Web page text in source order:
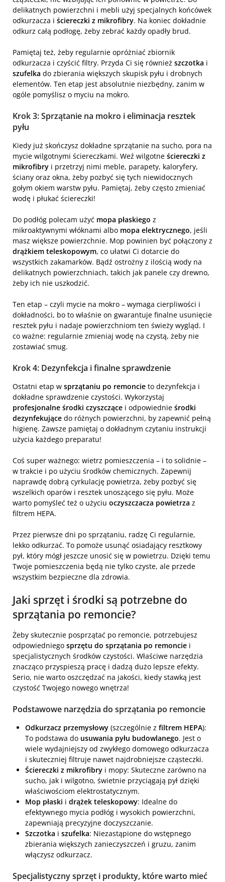
delikatnych powierzchni i mebli użyj specjalnych końcówek
odkurzacza i ściereczki z mikrofibry. Na koniec dokładnie
odkurz całą podłogę, żeby zebrać każdy opadły brud.
Pamiętaj też, żeby regularnie opróżniać zbiornik
odkurzacza i czyścić filtry. Przyda Ci się również szczotka i
szufelka do zbierania większych skupisk pyłu i drobnych
elementów. Ten etap jest absolutnie niezbędny, zanim w
ogóle pomyślisz o myciu na mokro.
Krok 3: Sprzątanie na mokro i eliminacja resztek
pyłu
Kiedy już skończysz dokładne sprzątanie na sucho, pora na
mycie wilgotnymi ściereczkami. Weź wilgotne ściereczki z
mikrofibry i przetrzyj nimi meble, parapety, kaloryfery,
ściany oraz okna, żeby pozbyć się tych niewidocznych
gołym okiem warstw pyłu. Pamiętaj, żeby często zmieniać
wodę i płukać ściereczki!
Do podłóg polecam użyć mopa płaskiego z
mikroaktywnymi włóknami albo mopa elektrycznego, jeśli
masz większe powierzchnie. Mop powinien być połączony z
drążkiem teleskopowym, co ułatwi Ci dotarcie do
wszystkich zakamarków. Bądź ostrożny z ilością wody na
delikatnych powierzchniach, takich jak panele czy drewno,
żeby ich nie uszkodzić.
Ten etap – czyli mycie na mokro – wymaga cierpliwości i
dokładności, bo to właśnie on gwarantuje finalne usunięcie
resztek pyłu i nadaje powierzchniom ten świeży wygląd. I
co ważne: regularnie zmieniaj wodę na czystą, żeby nie
zostawiać smug.
Krok 4: Dezynfekcja i finalne sprawdzenie
Ostatni etap w sprzątaniu po remoncie to dezynfekcja i
dokładne sprawdzenie czystości. Wykorzystaj
profesjonalne środki czyszczące i odpowiednie środki
dezynfekujące do różnych powierzchni, by zapewnić pełną
higienę. Zawsze pamiętaj o dokładnym czytaniu instrukcji
użycia każdego preparatu!
Coś super ważnego: wietrz pomieszczenia – i to solidnie –
w trakcie i po użyciu środków chemicznych. Zapewnij
naprawdę dobrą cyrkulację powietrza, żeby pozbyć się
wszelkich oparów i resztek unoszącego się pyłu. Może
warto pomyśleć też o użyciu oczyszczacza powietrza z
filtrem HEPA.
Przez pierwsze dni po sprzątaniu, radzę Ci regularnie,
lekko odkurzać. To pomoże usunąć osiadający resztkowy
pył, który mógł jeszcze unosić się w powietrzu. Dzięki temu
Twoje pomieszczenia będą nie tylko czyste, ale przede
wszystkim bezpieczne dla zdrowia.
Jaki sprzęt i środki są potrzebne do
sprzątania po remoncie?
Żeby skutecznie posprzątać po remoncie, potrzebujesz
odpowiedniego sprzętu do sprzątania po remoncie i
specjalistycznych środków czystości. Właściwe narzędzia
znacząco przyspieszą pracę i dadzą dużo lepsze efekty.
Serio, nie warto oszczędzać na jakości, kiedy stawką jest
czystość Twojego nowego wnętrza!
Podstawowe narzędzia do sprzątania po remoncie
Odkurzacz przemysłowy (szczególnie z filtrem HEPA):
To podstawa do usuwania pyłu budowlanego. Jest o
wiele wydajniejszy od zwykłego domowego odkurzacza
i skuteczniej filtruje nawet najdrobniejsze cząsteczki.
Ściereczki z mikrofibry i mopy: Skuteczne zarówno na
sucho, jak i wilgotno, świetnie przyciągają pył dzięki
właściwościom elektrostatycznym.
Mop płaski i drążek teleskopowy: Idealne do
efektywnego mycia podłóg i wysokich powierzchni,
zapewniają precyzyjne doczyszczanie.
Szczotka i szufelka: Niezastąpione do wstępnego
zbierania większych zanieczyszczeń i gruzu, zanim
włączysz odkurzacz.
Specjalistyczny sprzęt i produkty, które warto mieć